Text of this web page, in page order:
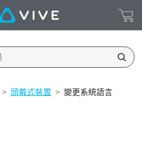
> 頭戴式裝置 > 變更系統語言